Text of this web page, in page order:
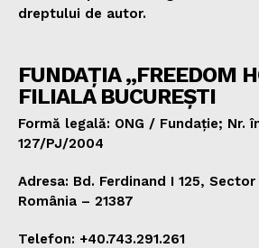
dreptului de autor.
FUNDAȚIA „FREEDOM
FILIALA BUCUREȘTI
Formă legală: ONG / Fundație; Nr.
127/PJ/2004
Adresa: Bd. Ferdinand I 125,
România – 21387
Telefon: +40.743.291.261